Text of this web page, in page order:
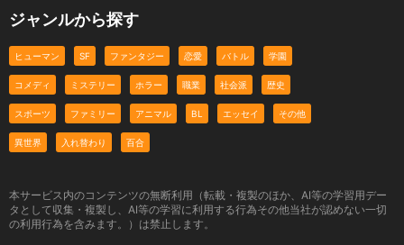
ジャンルから探す
ヒューマン SF ファンタジー 恋愛 バトル 学園
コメディ ミステリー ホラー 職業 社会派 歴史
スポーツ ファミリー アニマル BL エッセイ その他
異世界 入れ替わり 百合
本サービス内のコンテンツの無断利用（転載・複製のほか、AI等の学習用デー
タとして収集・複製し、AI等の学習に利用する行為その他当社が認めない一切
の利用行為を含みます。）は禁止します。